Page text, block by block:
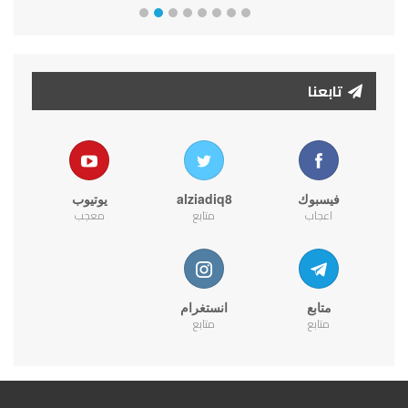
تابعنا
فيسبوك
اعجاب
alziadiq8
متابع
يوتيوب
معجب
متابع
متابع
انستغرام
متابع